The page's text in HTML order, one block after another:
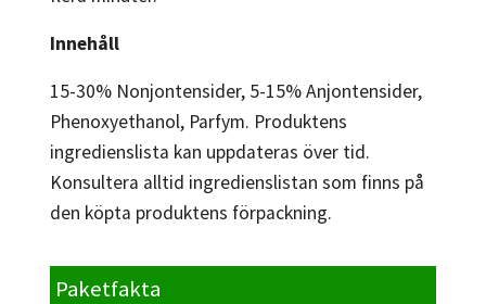
Innehåll
15-30% Nonjontensider, 5-15% Anjontensider,
Phenoxyethanol, Parfym. Produktens
ingredienslista kan uppdateras över tid.
Konsultera alltid ingredienslistan som finns på
den köpta produktens förpackning.
Paketfakta